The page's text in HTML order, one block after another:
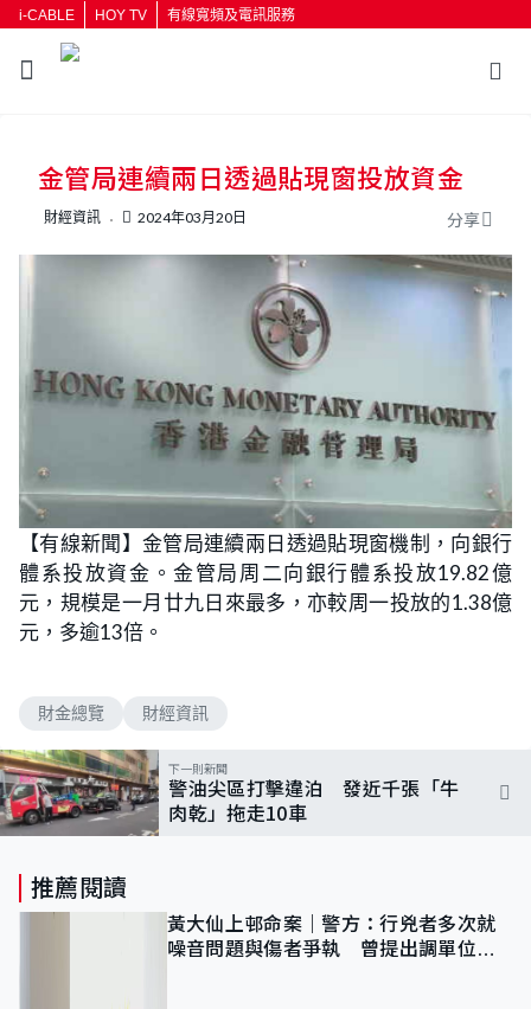
i-CABLE HOY TV 有線寬頻及電訊服務
按輸入鍵開始搜尋
金管局連續兩日透過貼現窗投放資金
財經資訊 2024年03月20日 分享
【有線新聞】金管局連續兩日透過貼現窗機制，向銀行
體系投放資金。金管局周二向銀行體系投放19.82億
元，規模是一月廿九日來最多，亦較周一投放的1.38億
元，多逾13倍。
財金總覽 財經資訊
下一則新聞
警油尖區打擊違泊 發近千張「牛
肉乾」拖走10車
推薦閱讀
黃大仙上邨命案｜警方：行兇者多次就
噪音問題與傷者爭執 曾提出調單位已